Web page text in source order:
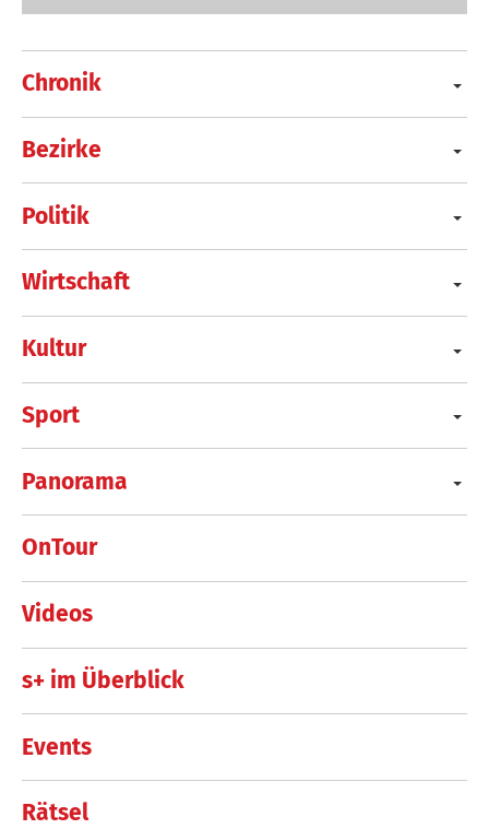
Chronik
Bezirke
Politik
Wirtschaft
Kultur
Sport
Panorama
OnTour
Videos
s+ im Überblick
Events
Rätsel